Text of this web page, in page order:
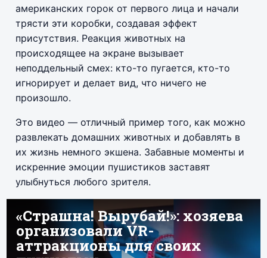
американских горок от первого лица и начали
трясти эти коробки, создавая эффект
присутствия. Реакция животных на
происходящее на экране вызывает
неподдельный смех: кто-то пугается, кто-то
игнорирует и делает вид, что ничего не
произошло.
Это видео — отличный пример того, как можно
развлекать домашних животных и добавлять в
их жизнь немного экшена. Забавные моменты и
искренние эмоции пушистиков заставят
улыбнуться любого зрителя.